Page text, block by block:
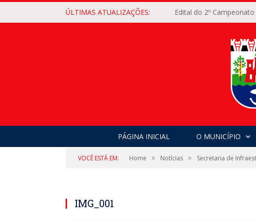
ÚLTIMAS ATUALIZAÇÕES: Edital do 2º
PÁGINA INICIAL O MUNICÍPIO
VOCÊ ESTÁ EM: Home » Notícias » Secretaria de
IMG_001